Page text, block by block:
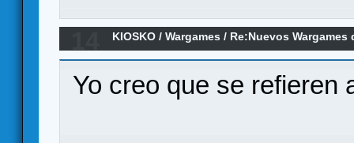
KIOSKO /Wargames / Re:Nuevos Wargames
Yo creo que se refieren